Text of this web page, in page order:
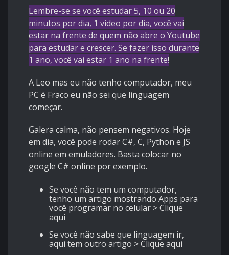
Lembre-se se você estudar 5, 10 ou 20
minutos por dia, 1 vídeo por dia, você vai
estar na frente de quem não abre o Youtube
para estudar e crescer. Se fazer isso durante
1 ano, você vai estar 1 ano na frente!
A Leo mas eu não tenho computador, meu
PC é Fraco eu não sei que linguagem
começar.
Galera calma, não pensem negativos. Hoje
em dia, você pode rodar C#, C, Python e JS
online em emuladores. Basta colocar no
google C# online por exemplo.
Se você não tem um computador,
tenho um artigo mostrando Apps para
você programar no celular >Clique
aqui
Se você não sabe que linguagem ir,
aqui tem outro artigo >Clique aqui